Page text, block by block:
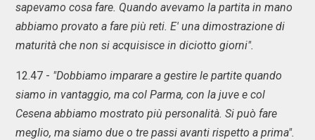
sapevamo cosa fare. Quando avevamo la partita in mano
abbiamo provato a fare più reti. E' una dimostrazione di
maturità che non si acquisisce in diciotto giorni".
12.47 - "Dobbiamo imparare a gestire le partite quando
siamo in vantaggio, ma col Parma, con la juve e col
Cesena abbiamo mostrato più personalità. Si può fare
meglio, ma siamo due o tre passi avanti rispetto a prima".